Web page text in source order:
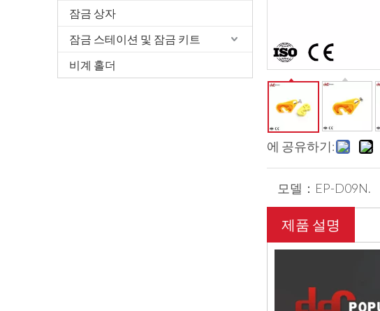
잠금 상자
잠금 스테이션 및 잠금 키트
비계 홀더
에 공유하기:
모델： EP-D09N.
제품 설명